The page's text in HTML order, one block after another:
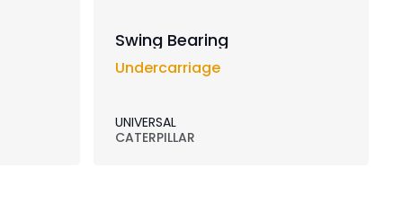
Swing Bearing
Undercarriage
UNIVERSAL
CATERPILLAR